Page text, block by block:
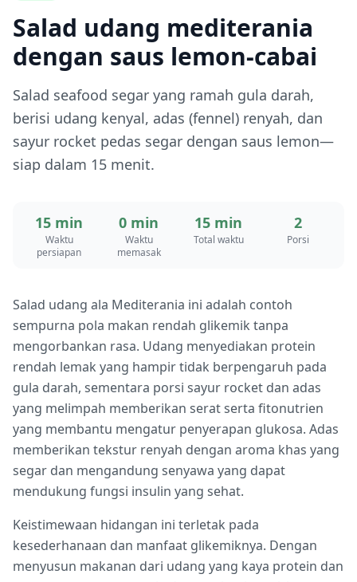
Salad udang mediterania
dengan saus lemon-cabai
Salad seafood segar yang ramah gula darah,
berisi udang kenyal, adas (fennel) renyah, dan
sayur rocket pedas segar dengan saus lemon—
siap dalam 15 menit.
15 min
Waktu
persiapan
0 min
Waktu
memasak
15 min
Total waktu
2
Porsi
Salad udang ala Mediterania ini adalah contoh
sempurna pola makan rendah glikemik tanpa
mengorbankan rasa. Udang menyediakan protein
rendah lemak yang hampir tidak berpengaruh pada
gula darah, sementara porsi sayur rocket dan adas
yang melimpah memberikan serat serta fitonutrien
yang membantu mengatur penyerapan glukosa. Adas
memberikan tekstur renyah dengan aroma khas yang
segar dan mengandung senyawa yang dapat
mendukung fungsi insulin yang sehat.
Keistimewaan hidangan ini terletak pada
kesederhanaan dan manfaat glikemiknya. Dengan
menyusun makanan dari udang yang kaya protein dan